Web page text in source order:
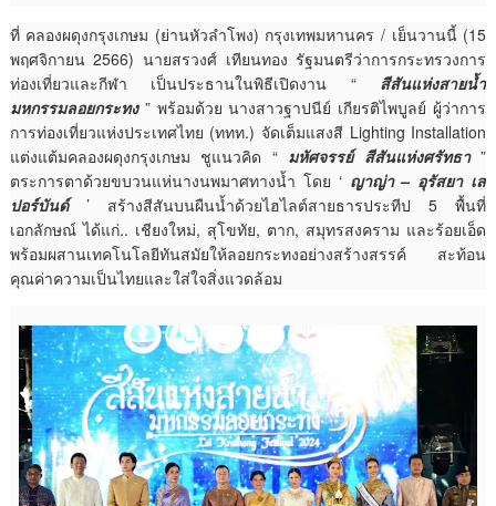
ที่ คลองผดุงกรุงเกษม (ย่านหัวลำโพง) กรุงเทพมหานคร / เย็นวานนี้ (15
พฤศจิกายน 2566) นายสรวงศ์ เทียนทอง รัฐมนตรีว่าการกระทรวงการ
ท่องเที่ยวและกีฬา เป็นประธานในพิธีเปิดงาน “ สีสันแห่งสายน้ำ
มหกรรมลอยกระทง ” พร้อมด้วย นางสาวฐาปนีย์ เกียรติไพบูลย์ ผู้ว่าการ
การท่องเที่ยวแห่งประเทศไทย (ททท.) จัดเต็มแสงสี Lighting Installation
แต่งแต้มคลองผดุงกรุงเกษม ชูแนวคิด “ มหัศจรรย์ สีสันแห่งศรัทธา”
ตระการตาด้วยขบวนแห่นางนพมาศทางน้ำ โดย ‘ ญาญ่า – อุรัสยา เส
ปอร์บันด์’ สร้างสีสันบนผืนน้ำด้วยไฮไลต์สายธารประทีป 5 พื้นที่
เอกลักษณ์ ได้แก่.. เชียงใหม่, สุโขทัย, ตาก, สมุทรสงคราม และร้อยเอ็ด
พร้อมผสานเทคโนโลยีทันสมัยให้ลอยกระทงอย่างสร้างสรรค์ สะท้อน
คุณค่าความเป็นไทยและใส่ใจสิ่งแวดล้อม